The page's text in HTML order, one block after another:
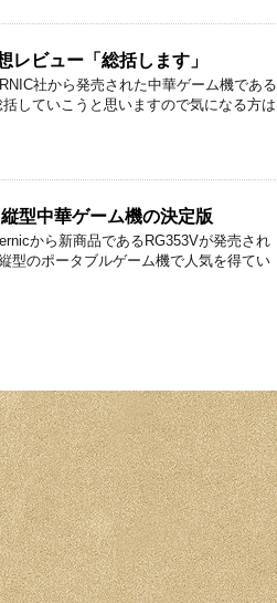
レビュー「総括します」
社から発売された中華ゲーム機である
していこうと思いますので気になる方は
型中華ゲーム機の決定版
から新商品であるRG353Vが発売され
型のポータブルゲーム機で人気を得てい